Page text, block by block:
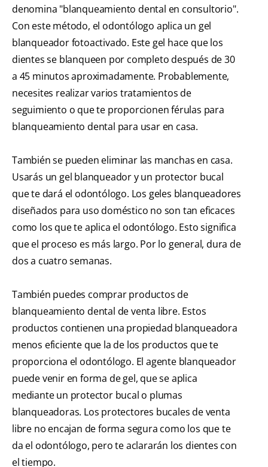
denomina "blanqueamiento dental en consultorio".
Con este método, el odontólogo aplica un gel
blanqueador fotoactivado. Este gel hace que los
dientes se blanqueen por completo después de 30
a 45 minutos aproximadamente. Probablemente,
necesites realizar varios tratamientos de
seguimiento o que te proporcionen férulas para
blanqueamiento dental para usar en casa.
También se pueden eliminar las manchas en casa.
Usarás un gel blanqueador y un protector bucal
que te dará el odontólogo. Los geles blanqueadores
diseñados para uso doméstico no son tan eficaces
como los que te aplica el odontólogo. Esto significa
que el proceso es más largo. Por lo general, dura de
dos a cuatro semanas.
También puedes comprar productos de
blanqueamiento dental de venta libre. Estos
productos contienen una propiedad blanqueadora
menos eficiente que la de los productos que te
proporciona el odontólogo. El agente blanqueador
puede venir en forma de gel, que se aplica
mediante un protector bucal o plumas
blanqueadoras. Los protectores bucales de venta
libre no encajan de forma segura como los que te
da el odontólogo, pero te aclararán los dientes con
el tiempo.